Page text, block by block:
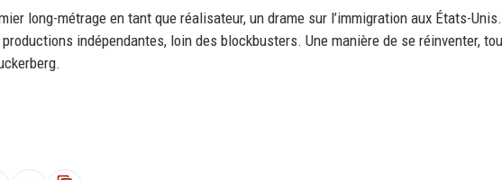
long-métrage en tant que réalisateur, un drame sur l’immigration aux États-
indépendantes, loin des blockbusters. Une manière de se réinventer,